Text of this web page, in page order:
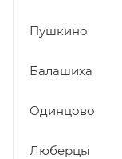
Пушкино
Балашиха
Одинцово
Люберцы